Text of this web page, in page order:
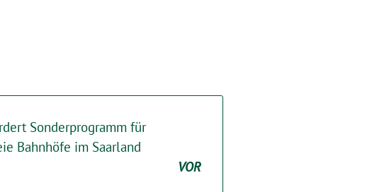
Sonderprogramm für
Bahnhöfe im Saarland
VOR